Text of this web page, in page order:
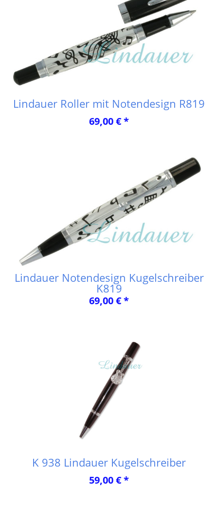
Lindauer Roller mit Notendesign R819
69,00 € *
Lindauer Notendesign Kugelschreiber
K819
69,00 € *
K 938 Lindauer Kugelschreiber
59,00 € *